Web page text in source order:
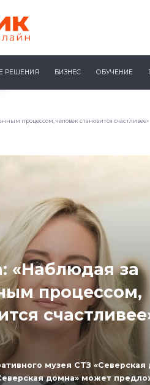
РЕШЕНИЯ БИЗНЕС ОБУЧЕНИЕ
процессом, человек становится счастливее»
«Наблюдая за
процессом,
музея СТЗ «Северская
домна» может